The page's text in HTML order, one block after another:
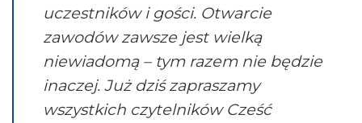
uczestników i gości. Otwarcie
zawodów zawsze jest wielką
niewiadomą – tym razem nie będzie
inaczej. Już dziś zapraszamy
wszystkich czytelników Cześć